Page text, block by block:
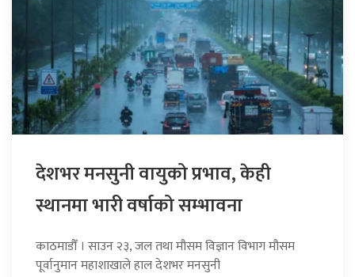
देशभर मनसुनी वायुको प्रभाव, केही
स्थानमा भारी वर्षाको सम्भावना
काठमाडौँ । साउन २३, जल तथा मौसम विज्ञान विभाग मौसम
पूर्वानुमान महाशाखाले हाल देशभर मनसुनी